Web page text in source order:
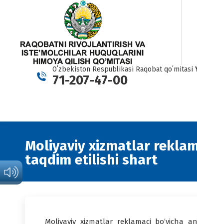
Oʻzbekiston Respublikasi Raqobat qoʻmitasi
71-207-47-00
Moliyaviy xizmatlar
taqdim etilishi shart
Moliyaviy xizmatlar reklamaci bo‘yicha